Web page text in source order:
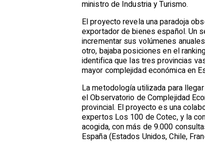
ministro de Industria y Turismo.
El proyecto revela una paradoja
exportador de bienes español. Un
incrementar sus volúmenes
otro, bajaba posiciones en el
identifica que las tres provincias
mayor complejidad económica en
La metodología utilizada para
el Observatorio de Complejidad
provincial. El proyecto es una
expertos Los 100 de Cotec, y la
acogida, con más de 9.000
España (Estados Unidos, Chile,